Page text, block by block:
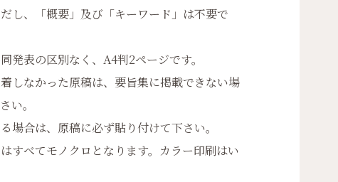
、「概要」及び「キーワード」は不要で
発表の区別なく、A4判2ページです。
しなかった原稿は、要旨集に掲載できない場
い。
場合は、原稿に必ず貼り付けて下さい。
すべてモノクロとなります。カラー印刷はい